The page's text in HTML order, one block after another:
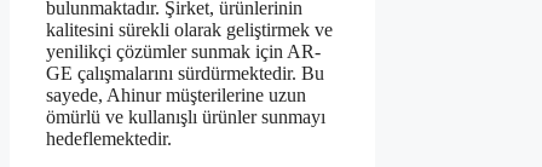
bulunmaktadır. Şirket, ürünlerinin
kalitesini sürekli olarak geliştirmek ve
yenilikçi çözümler sunmak için AR-
GE çalışmalarını sürdürmektedir. Bu
sayede, Ahinur müşterilerine uzun
ömürlü ve kullanışlı ürünler sunmayı
hedeflemektedir.